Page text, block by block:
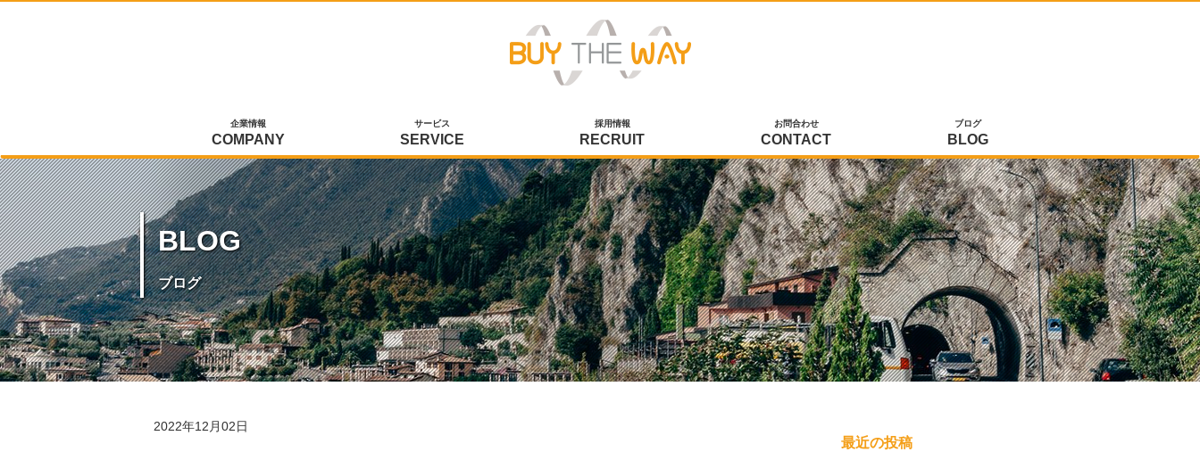
企業情報
COMPANY
サービス
SERVICE
採用情報
RECRUIT
お問合わせ
CONTACT
ブログ
BLOG
BLOG
ブログ
2022年12月02日
最近の投稿